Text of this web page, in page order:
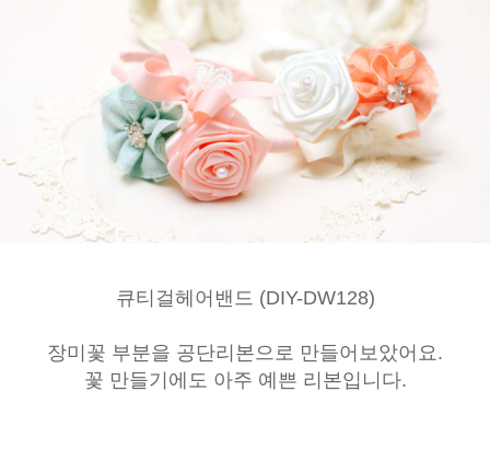
큐티걸헤어밴드 (DIY-DW128)
장미꽃 부분을 공단리본으로 만들어보았어요.
꽃 만들기에도 아주 예쁜 리본입니다.